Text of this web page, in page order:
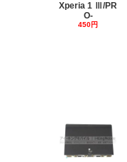
Xperia 1 Ⅲ/PR
O-
450円